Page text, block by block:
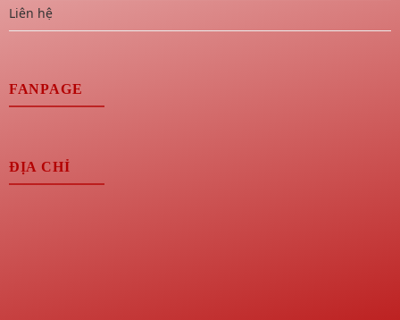
Liên hệ
FANPAGE
ĐỊA CHỈ